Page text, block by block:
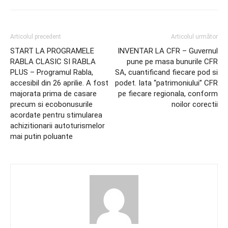
Articolul precedent
START LA PROGRAMELE
RABLA CLASIC SI RABLA
PLUS – Programul Rabla,
accesibil din 26 aprilie. A fost
majorata prima de casare
precum si ecobonusurile
acordate pentru stimularea
achizitionarii autoturismelor
mai putin poluante
Articolul următor
INVENTAR LA CFR – Guvernul
pune pe masa bunurile CFR
SA, cuantificand fiecare pod si
podet. Iata “patrimoniului” CFR
pe fiecare regionala, conform
noilor corectii